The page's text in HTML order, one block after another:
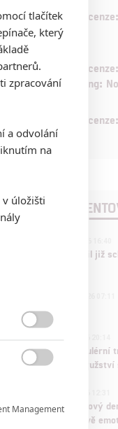
8
6
Kong:
8
Marvel nečekaně zrušil již
拆彈專家
Děti krve a kostí: Regulérní
akční fantasy
Man: Zbrusu nový
máme čekat překvapivě
tlačítek
který
zpracování
a odvolání
na
v úložišti

Management